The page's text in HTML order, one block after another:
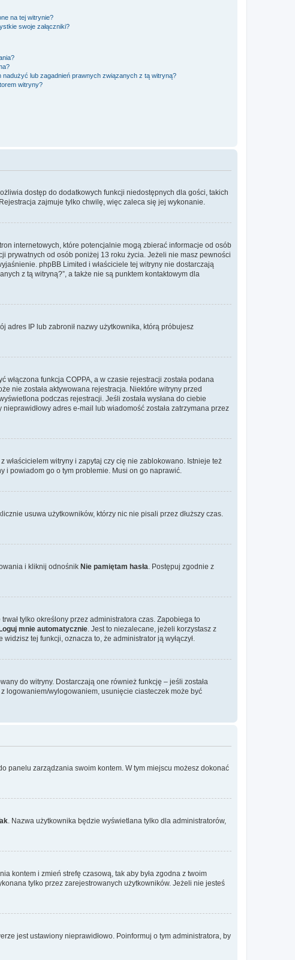
na tej witrynie?
swoje załączniki?
lub zagadnień prawnych związanych z tą witryną?
witryny?
dostęp do dodatkowych funkcji niedostępnych dla gości, takich
zajmuje tylko chwilę, więc zaleca się jej wykonanie.
internetowych, które potencjalnie mogą zbierać informacje od osób
prywatnych od osób poniżej 13 roku życia. Jeżeli nie masz pewności
phpBB Limited i właściciele tej witryny nie dostarczają
z tą witryną?”, a także nie są punktem kontaktowym dla
adres IP lub zabronił nazwy użytkownika, którą próbujesz
funkcja COPPA, a w czasie rejestracji została podana
nie została aktywowana rejestracja. Niektóre witryny przed
podczas rejestracji. Jeśli została wysłana do ciebie
adres e-mail lub wiadomość została zatrzymana przez
właścicielem witryny i zapytaj czy cię nie zablokowano. Istnieje też
i powiadom go o tym problemie. Musi on go naprawić.
usuwa użytkowników, którzy nic nie pisali przez dłuższy czas.
i kliknij odnośnik Nie pamiętam hasła . Postępuj zgodnie z
tylko określony przez administratora czas. Zapobiega to
mnie automatycznie . Jest to niezalecane, jeżeli korzystasz z
tej funkcji, oznacza to, że administrator ją wyłączył.
do witryny. Dostarczają one również funkcję – jeśli została
logowaniem/wylogowaniem, usunięcie ciasteczek może być
panelu zarządzania swoim kontem. W tym miejscu możesz dokonać
. Nazwa użytkownika będzie wyświetlana tylko dla administratorów,
kontem i zmień strefę czasową, tak aby była zgodna z twoim
tylko przez zarejestrowanych użytkowników. Jeżeli nie jesteś
jest ustawiony nieprawidłowo. Poinformuj o tym administratora, by